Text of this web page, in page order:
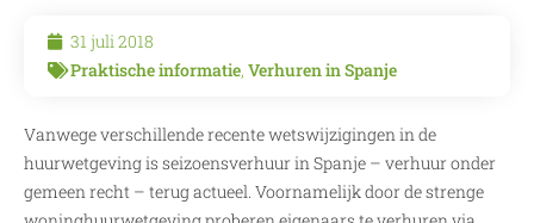
31 juli 2018
Praktische informatie, Verhuren in Spanje
Vanwege verschillende recente wetswijzigingen in de
huurwetgeving is seizoensverhuur in Spanje – verhuur onder
gemeen recht – terug actueel. Voornamelijk door de strenge